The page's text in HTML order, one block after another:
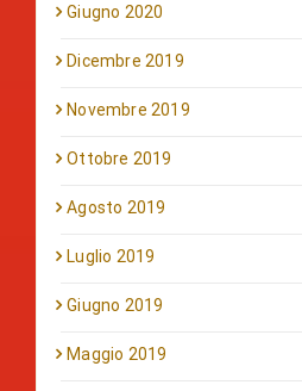
Giugno 2020
Dicembre 2019
Novembre 2019
Ottobre 2019
Agosto 2019
Luglio 2019
Giugno 2019
Maggio 2019